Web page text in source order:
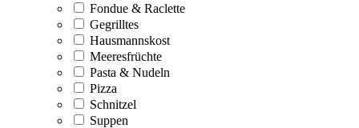
Fondue & Raclette
Gegrilltes
Hausmannskost
Meeresfrüchte
Pasta & Nudeln
Pizza
Schnitzel
Suppen